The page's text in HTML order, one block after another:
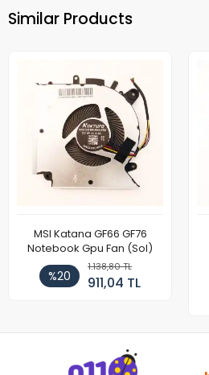
Similar Products
MSI Katana GF66 GF76
Notebook Gpu Fan (Sol)
%20
1.138,80 TL
911,04 TL